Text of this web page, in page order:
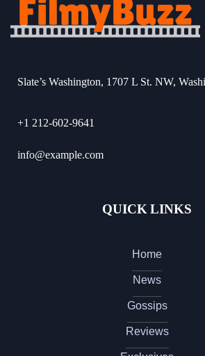
Slate’s Washington, 1707 L St. NW,
+1 212-602-9641
info@example.com
QUICK LINKS
Home
News
Gossips
Reviews